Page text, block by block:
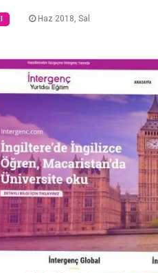
Haz 2018, Sal